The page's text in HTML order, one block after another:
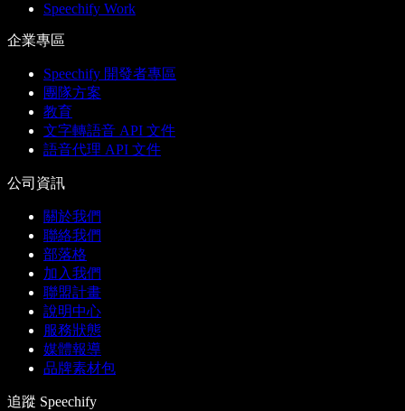
Speechify Work
企業專區
Speechify 開發者專區
團隊方案
教育
文字轉語音 API 文件
語音代理 API 文件
公司資訊
關於我們
聯絡我們
部落格
加入我們
聯盟計畫
說明中心
服務狀態
媒體報導
品牌素材包
追蹤 Speechify